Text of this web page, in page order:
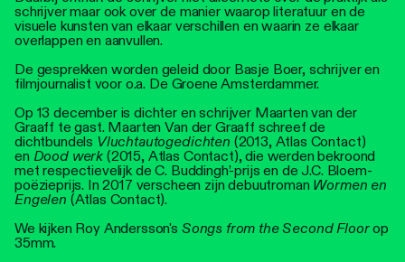
schrijver maar ook over de manier waarop literatuur en de
visuele kunsten van elkaar verschillen en waarin ze elkaar
overlappen en aanvullen.
De gesprekken worden geleid door Basje Boer, schrijver en
filmjournalist voor o.a. De Groene Amsterdammer.
Op 13 december is dichter en schrijver Maarten van der
Graaff te gast. Maarten Van der Graaff schreef de
dichtbundels Vluchtautogedichten (2013, Atlas Contact)
en Dood werk (2015, Atlas Contact), die werden bekroond
met respectievelijk de C. Buddingh’-prijs en de J.C. Bloem-
poëzieprijs. In 2017 verscheen zijn debuutroman Wormen en
Engelen (Atlas Contact).
We kijken Roy Andersson's Songs from the Second Floorop
35mm.